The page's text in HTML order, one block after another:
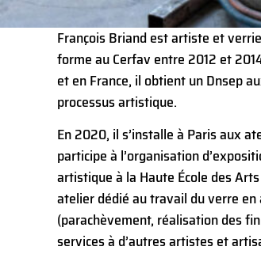
François Briand est artiste et
forme au Cerfav entre 2012 et
et en France, il obtient un Dnsep
processus artistique.
En 2020, il s’installe à Paris aux
participe à l’organisation
artistique à la Haute École des
atelier dédié au travail du verre
(parachèvement, réalisation des
services à d’autres artistes et